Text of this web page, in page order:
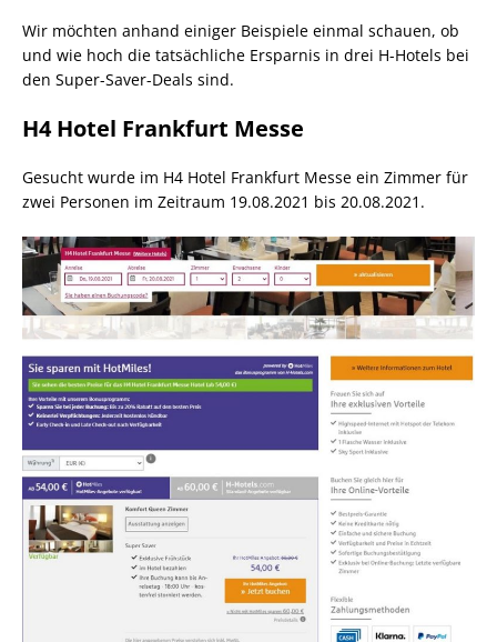
Wir möchten anhand einiger Beispiele einmal schauen, ob
und wie hoch die tatsächliche Ersparnis in drei H-Hotels bei
den Super-Saver-Deals sind.
H4 Hotel Frankfurt Messe
Gesucht wurde im H4 Hotel Frankfurt Messe ein Zimmer für
zwei Personen im Zeitraum 19.08.2021 bis 20.08.2021.